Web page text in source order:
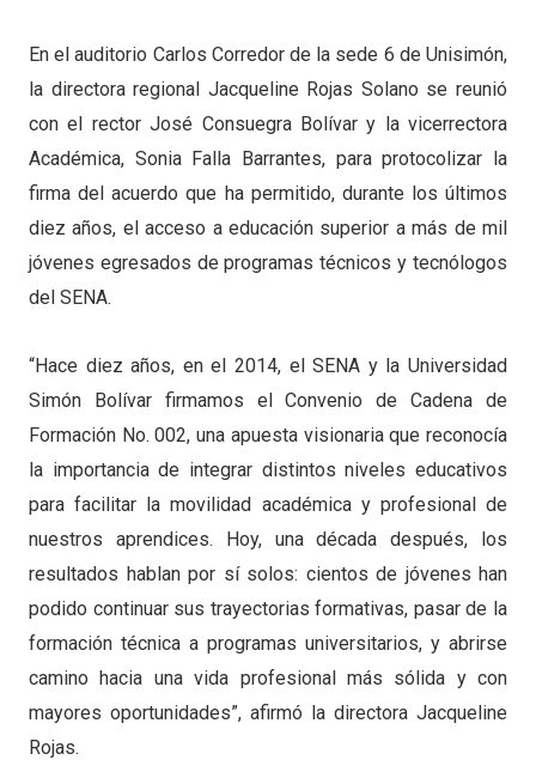
En el auditorio Carlos Corredor de la sede 6 de Unisimón,
la directora regional Jacqueline Rojas Solano se reunió
con el rector José Consuegra Bolívar y la vicerrectora
Académica, Sonia Falla Barrantes, para protocolizar la
firma del acuerdo que ha permitido, durante los últimos
diez años, el acceso a educación superior a más de mil
jóvenes egresados de programas técnicos y tecnólogos
del SENA.
“Hace diez años, en el 2014, el SENA y la Universidad
Simón Bolívar firmamos el Convenio de Cadena de
Formación No. 002, una apuesta visionaria que reconocía
la importancia de integrar distintos niveles educativos
para facilitar la movilidad académica y profesional de
nuestros aprendices. Hoy, una década después, los
resultados hablan por sí solos: cientos de jóvenes han
podido continuar sus trayectorias formativas, pasar de la
formación técnica a programas universitarios, y abrirse
camino hacia una vida profesional más sólida y con
mayores oportunidades”, afirmó la directora Jacqueline
Rojas.